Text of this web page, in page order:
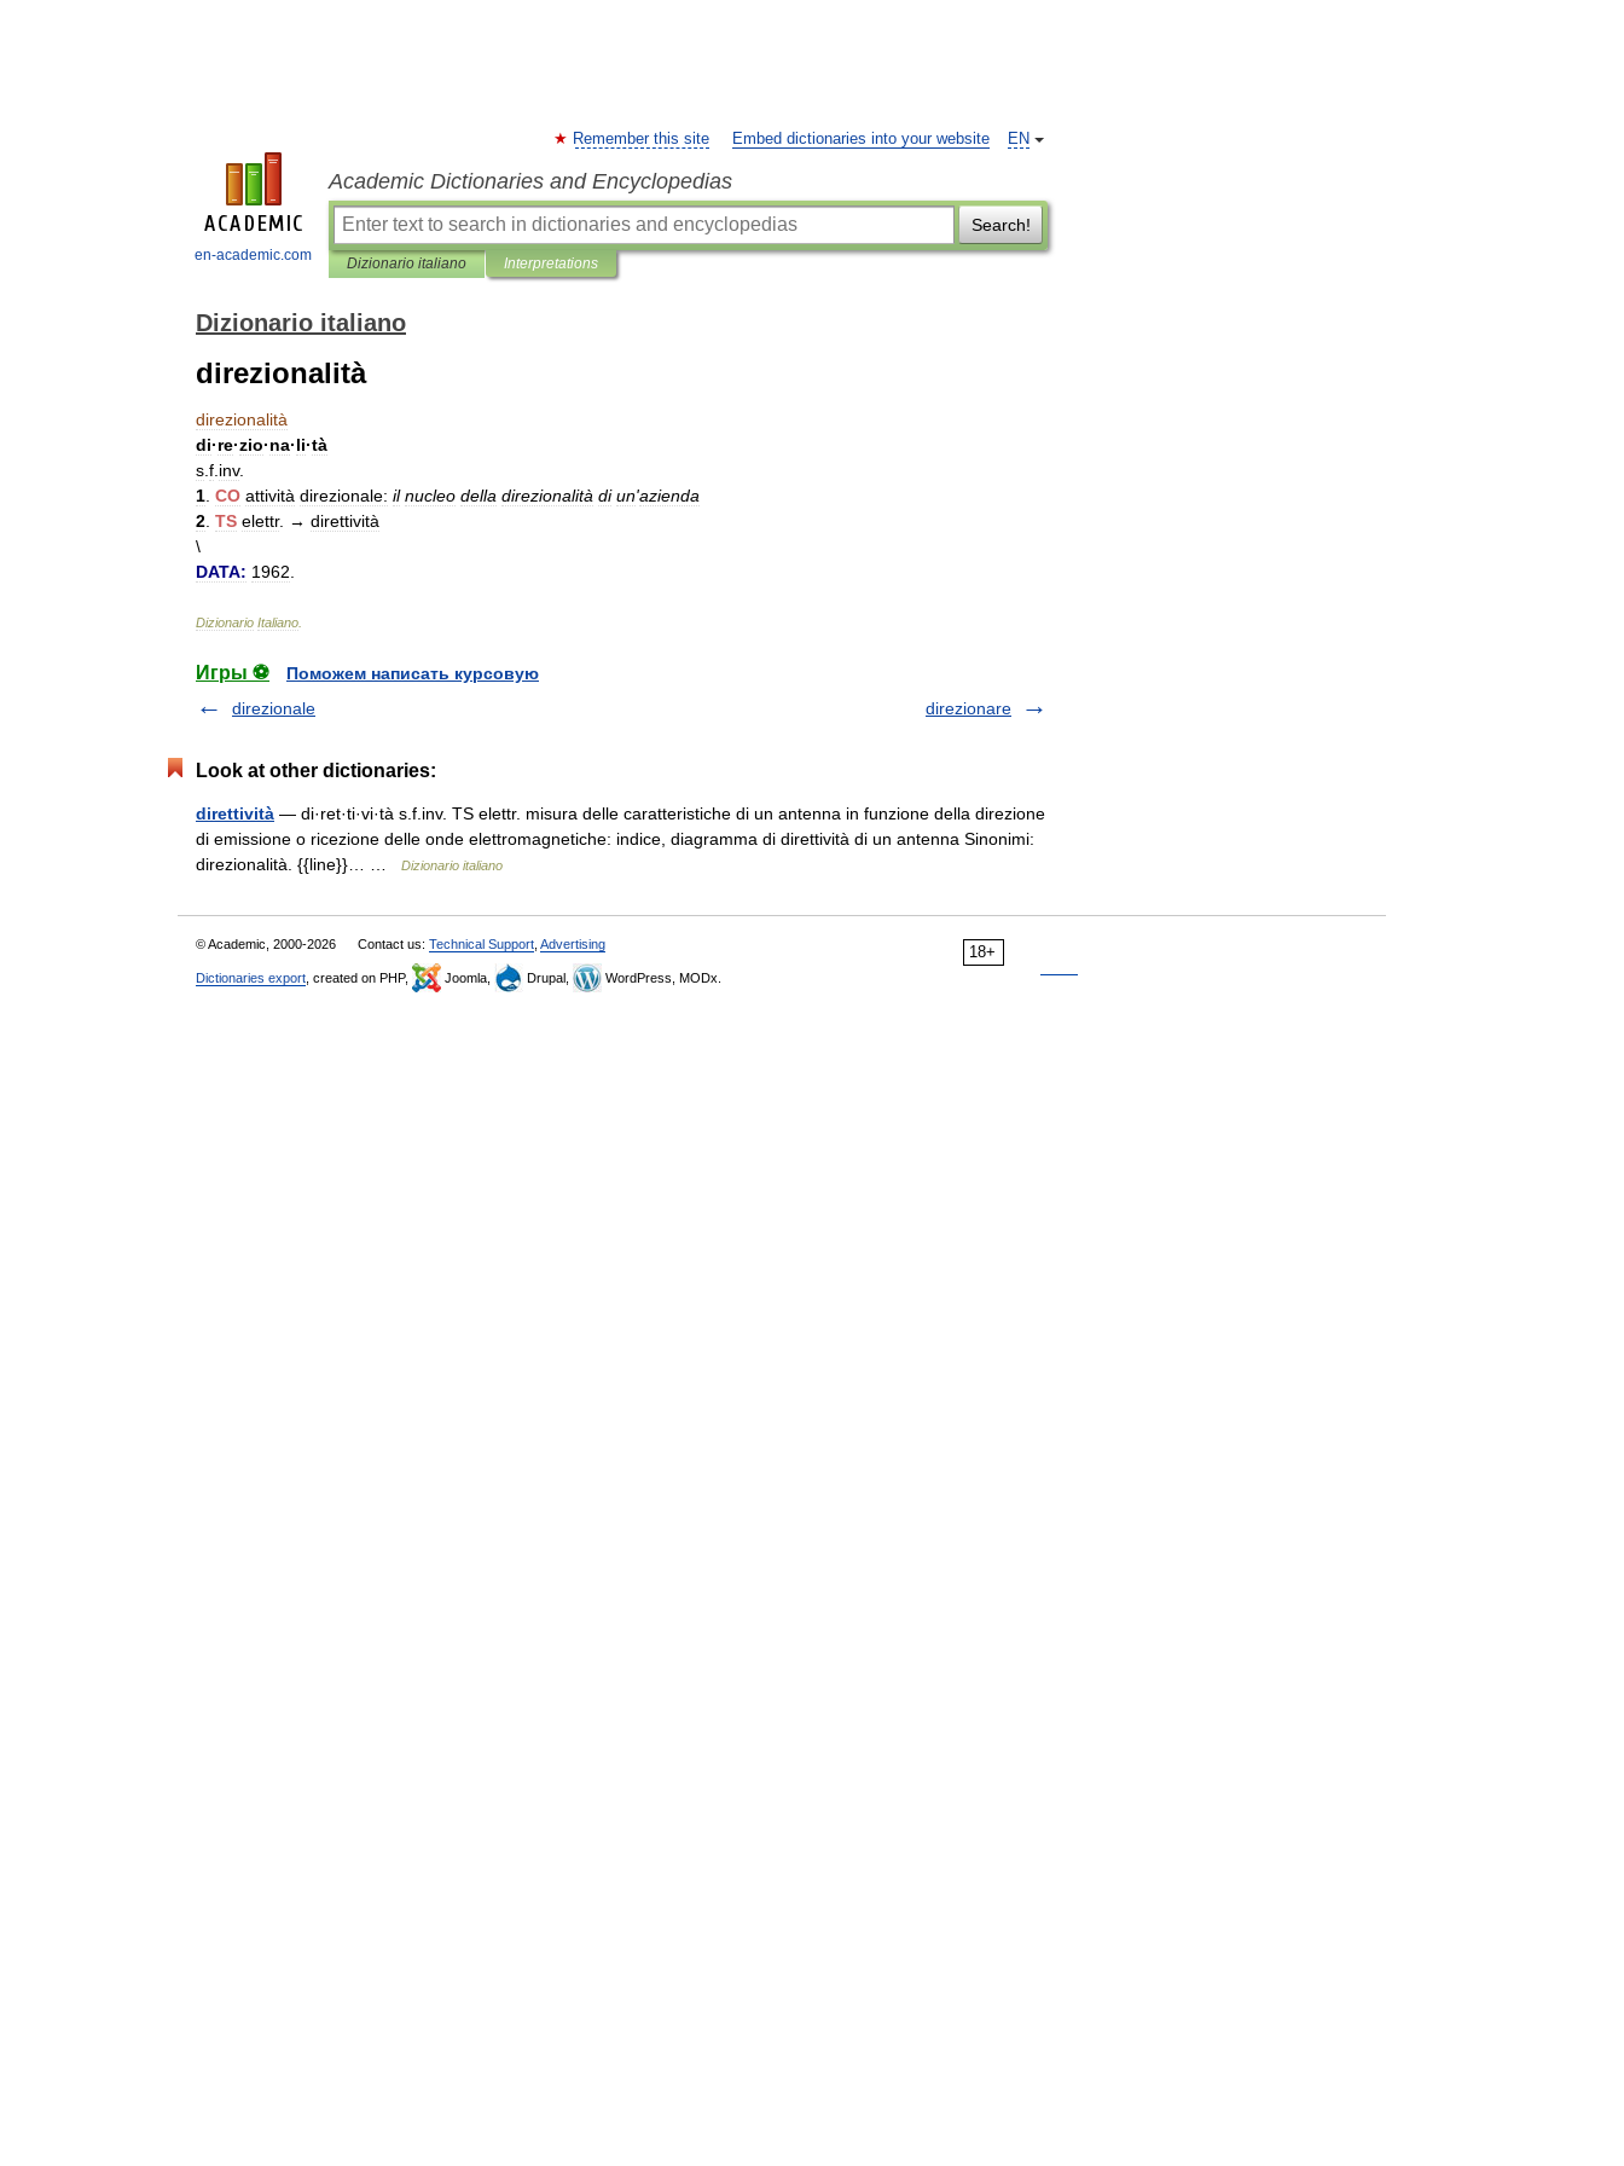
en-academic.com
EN
Remember this site Embed dictionaries into your website
Academic Dictionaries and Encyclopedias
Search!
Dizionario italiano Interpretations
Dizionario italiano
direzionalità
direzionalità
di·re·zio·na·li·tà
s f inv.
1 CO attività direzionale: il nucleo della direzionalità di un'azienda
2 TS elettr. → direttività
\
DATA: 1962
Dizionario Italiano
Игры ⚽
Поможем написать курсовую
direzionale
direzionare
Look at other dictionaries:
direttività — di·ret·ti·vi·tà s.f.inv. TS elettr. misura delle caratteristiche di un antenna in funzione della direzione
di emissione o ricezione delle onde elettromagnetiche: indice, diagramma di direttività di un antenna Sinonimi:
direzionalità. {{line}}… …
Dizionario italiano
18+
© Academic, 2000-2026 Contact us: Technical Support Advertising
Dictionaries export , created on PHP, Joomla, Drupal, WordPress, MODx.